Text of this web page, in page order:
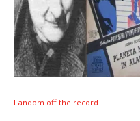
Fandom off the record